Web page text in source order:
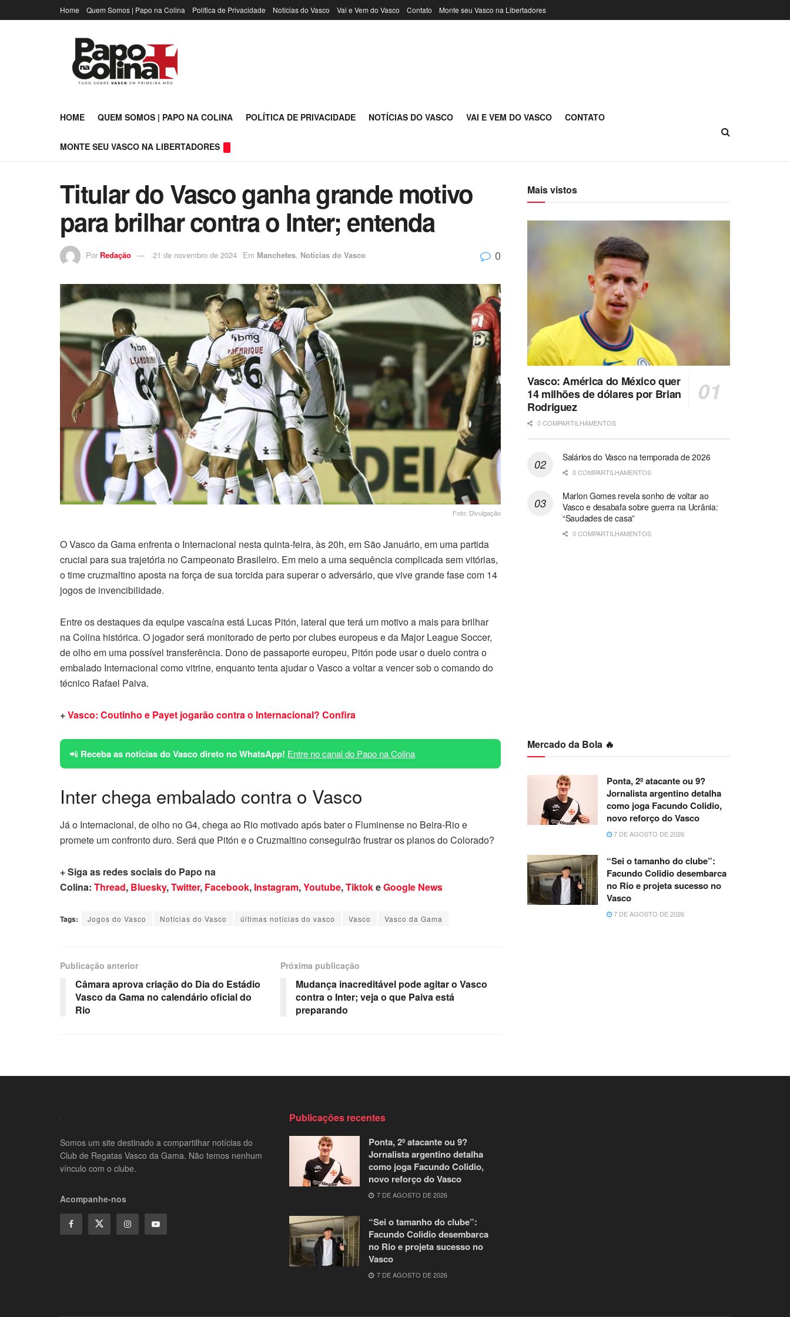
Home Quem Somos | Papo na Colina Política de Privacidade Notícias do Vasco Vai e Vem do Vasco Contato Monte seu Vasco na Libertadores
HOME QUEM SOMOS | PAPO NA COLINA POLÍTICA DE PRIVACIDADE NOTÍCIAS DO VASCO VAI E VEM DO VASCO CONTATO
MONTE SEU VASCO NA LIBERTADORES
Titular do Vasco ganha grande motivo
para brilhar contra o Inter; entenda
Por Redação 21 de novembro de 2024 Em Manchetes, Notícias do Vasco 0
Foto: Divulgação
O Vasco da Gama enfrenta o Internacional nesta quinta-feira, às 20h, em São Januário, em uma partida
crucial para sua trajetória no Campeonato Brasileiro. Em meio a uma sequência complicada sem vitórias,
o time cruzmaltino aposta na força de sua torcida para superar o adversário, que vive grande fase com 14
jogos de invencibilidade.
Entre os destaques da equipe vascaína está Lucas Pitón, lateral que terá um motivo a mais para brilhar
na Colina histórica. O jogador será monitorado de perto por clubes europeus e da Major League Soccer,
de olho em uma possível transferência. Dono de passaporte europeu, Pitón pode usar o duelo contra o
embalado Internacional como vitrine, enquanto tenta ajudar o Vasco a voltar a vencer sob o comando do
técnico Rafael Paiva.
+Vasco: Coutinho e Payet jogarão contra o Internacional? Confira
📲 Receba as notícias do Vasco direto no WhatsApp! Entre no canal do Papo na Colina
Inter chega embalado contra o Vasco
Já o Internacional, de olho no G4, chega ao Rio motivado após bater o Fluminense no Beira-Rio e
promete um confronto duro. Será que Pitón e o Cruzmaltino conseguirão frustrar os planos do Colorado?
+ Siga as redes sociais do Papo na
Colina: Thread, Bluesky,Twitter, Facebook, Instagram,Youtube,TiktokeGoogle News
Tags: Jogos do Vasco Notícias do Vasco últimas notícias do vasco Vasco Vasco da Gama
Publicação anterior
Câmara aprova criação do Dia do Estádio
Vasco da Gama no calendário oficial do
Rio
Próxima publicação
Mudança inacreditável pode agitar o Vasco
contra o Inter; veja o que Paiva está
preparando
Mais vistos
Vasco: América do México quer
14 milhões de dólares por Brian
Rodriguez
0 COMPARTILHAMENTOS
Salários do Vasco na temporada de 2026
0 COMPARTILHAMENTOS
Marlon Gomes revela sonho de voltar ao
Vasco e desabafa sobre guerra na Ucrânia:
“Saudades de casa”
0 COMPARTILHAMENTOS
Mercado da Bola 🔥
Ponta, 2º atacante ou 9?
Jornalista argentino detalha
como joga Facundo Colidio,
novo reforço do Vasco
7 DE AGOSTO DE 2026
“Sei o tamanho do clube”:
Facundo Colidio desembarca
no Rio e projeta sucesso no
Vasco
7 DE AGOSTO DE 2026
Somos um site destinado a compartilhar notícias do
Club de Regatas Vasco da Gama. Não temos nenhum
vínculo com o clube.
Acompanhe-nos
Publicações recentes
Ponta, 2º atacante ou 9?
Jornalista argentino detalha
como joga Facundo Colidio,
novo reforço do Vasco
7 DE AGOSTO DE 2026
“Sei o tamanho do clube”:
Facundo Colidio desembarca
no Rio e projeta sucesso no
Vasco
7 DE AGOSTO DE 2026